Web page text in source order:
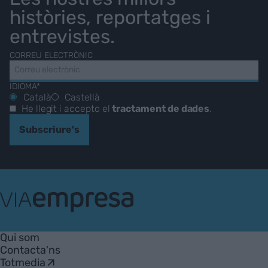
històries, reportatges i
entrevistes.
CORREU ELECTRÒNIC
IDIOMA*
Català
Castellà
He llegit i accepto eltractament de dades
Subscriure's
Empresa
Qui som
Contacta'ns
Totmedia